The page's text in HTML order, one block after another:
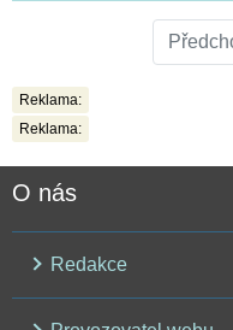
Reklama:
Reklama:
O nás
Redakce